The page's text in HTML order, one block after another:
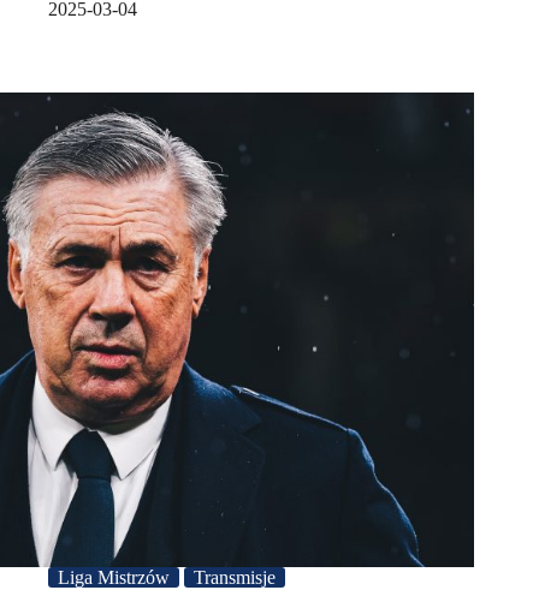
2025-03-04
Liga Mistrzów Transmisje